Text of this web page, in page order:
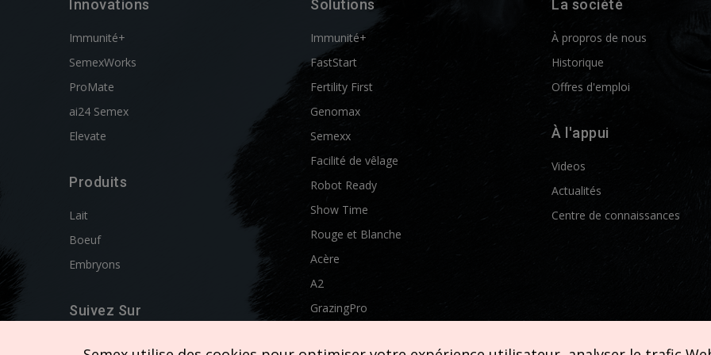
Innovations
Immunité+
SemexWorks
ProMate
ai24 Semex
Elevate
Produits
Lait
Boeuf
Embryons
Suivez Sur
Solutions
Immunité+
FastStart
Fertility First
Genomax
Semexx
Facilité de vêlage
Robot Ready
Show Time
Rouge et Blanche
Acère
A2
GrazingPro
La société
À propros de nous
Historique
Offres d'emploi
À l'appui
Videos
Actualités
Centre de connaissances